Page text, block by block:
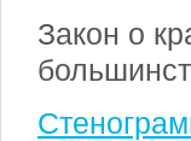
Закон о